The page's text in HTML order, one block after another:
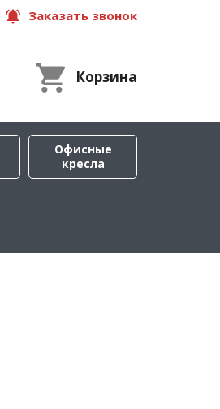
Заказать звонок
Корзина
Офисные
кресла